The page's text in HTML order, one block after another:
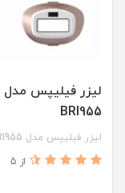
BRI955
لیزر فیلیپس مدل LUMEA IPL HAIR REMOVAL9000 BRI955
از 5